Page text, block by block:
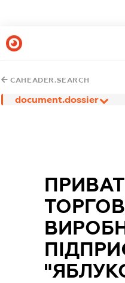
CAHEADER.SEARCH
document.dossier